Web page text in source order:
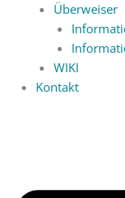
Überweiser
WIKI
Kontakt